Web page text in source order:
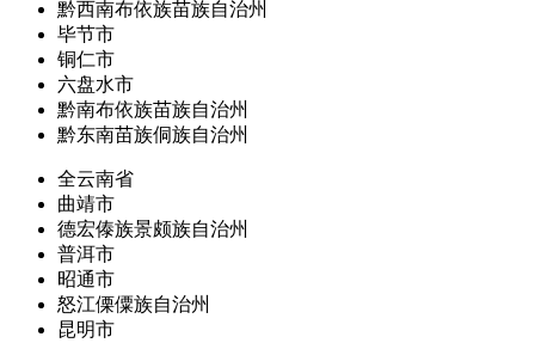
黔西南布依族苗族自治州
毕节市
铜仁市
六盘水市
黔南布依族苗族自治州
黔东南苗族侗族自治州
全云南省
曲靖市
德宏傣族景颇族自治州
普洱市
昭通市
怒江傈僳族自治州
昆明市